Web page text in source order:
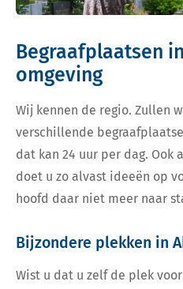
Begraafplaatsen
omgeving
Wij kennen de regio. Zullen
verschillende
dat kan 24 uur per dag. Ook
doet u zo alvast ideeën op
hoofd daar niet meer naar
Bijzondere plekken in
Wist u dat u zelf de plek